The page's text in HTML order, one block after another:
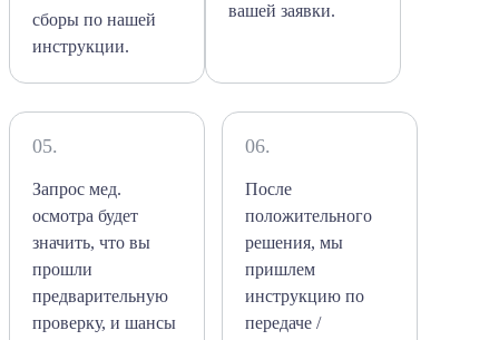
сборы по нашей
инструкции.
вашей заявки.
05.
Запрос мед.
осмотра будет
значить, что вы
прошли
предварительную
проверку, и шансы
06.
После
положительного
решения, мы
пришлем
инструкцию по
передаче /